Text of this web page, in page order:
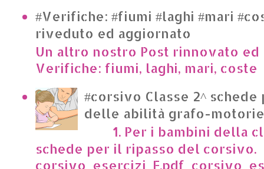
#Verifiche: #fiumi #laghi #mari
riveduto ed aggiornato
Un altro nostro Post rinnovato
Verifiche: fiumi, laghi, mari, coste
#corsivo Classe 2^
delle abilità grafo-motorie
1. Per i bambini della
schede per il ripasso del corsivo.
corsivo_esercizi_F.pdf